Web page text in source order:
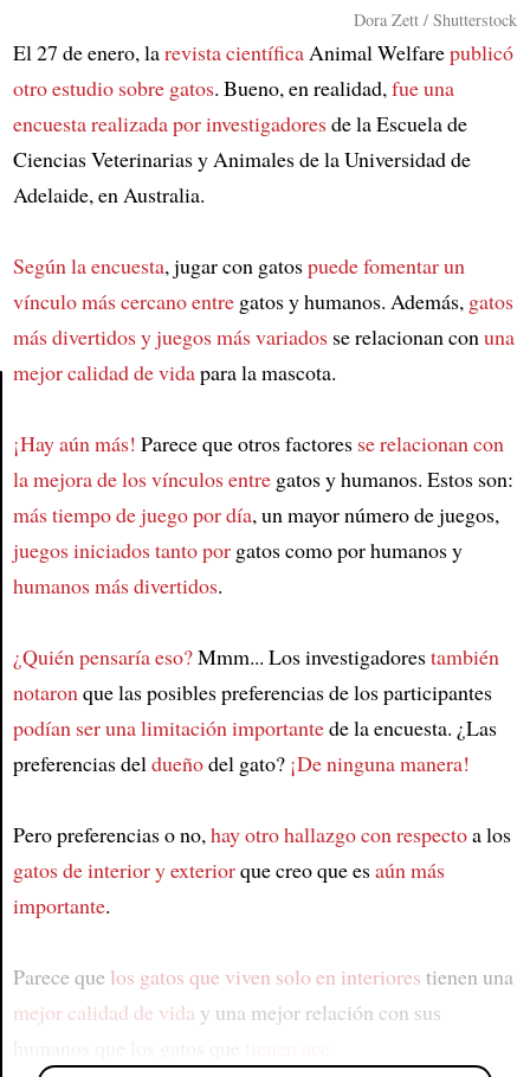
Article
Dora Zett / Shutterstock
El 27 de enero, larevista científicaAnimal Welfarepublicó
otro estudio sobre gatos. Bueno, en realidad,fue una
encuesta realizada por investigadoresde la Escuela de
Ciencias Veterinarias y Animales de la Universidad de
Adelaide, en Australia.
Según la encuesta, jugar con gatospuede fomentar un
vínculo más cercano entregatos y humanos. Además, gatos
más divertidos y juegos más variadosse relacionan conuna
mejor calidad de vidapara la mascota.
¡Hay aún más! Parece que otros factores se relacionan con
la mejora de los vínculos entregatos y humanos. Estos son:
más tiempo de juego por día, un mayor número de juegos,
juegos iniciados tanto porgatos como por humanos y
humanos más divertidos.
¿Quién pensaría eso?Mmm... Los investigadorestambién
notaronque las posibles preferencias de los participantes
podían ser una limitación importantede la encuesta. ¿Las
preferencias deldueñodel gato? ¡De ninguna manera!
Pero preferencias o no,hay otro hallazgo con respectoa los
gatos de interior y exteriorque creo que esaún más
importante.
Parece que los gatos que viven solo en interiores tienen una
mejor calidad de vida y una mejor relación con sus